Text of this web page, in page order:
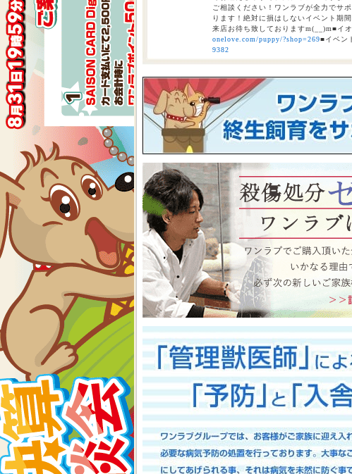
ご相談ください！ワンラブが全力でサ
ります！絶対に損はしないイベント期
来店お待ち致しておりますm(__)m■イ
onelove.com/puppy/?shop=269■イベン
9382
2026-07-31
【2026年 大決算商談会 第2弾開催！！】
しまで
ペットショップ ワンラブ 本気の大決
ンがスタート！！ 2026年8月1日に
くと、ワンラブポイントをプレゼント
くとクーポンが配信されますので、
くださいね イベント内容はこちら
2026-07-24
【大決算2026開催！！】香川県 ワンラブ
大決算フェア開催中！！7/25～8/9まで｜
香川県のみなさま、お世話になってお
多津店、ゆめタウン三豊店合同にて、
期間中(^^)/厳選されたかわいい子犬子
店として、品揃え豊富に取り揃えで、
スで元気に遊びまわっておりますよ～
お迎えのチャンスですよ～このお得な
い！ワンラブが全力でサポートさせて
としてスタッフ一同頑張ってまいりま
2026-07-17
【Meet Your New Family Fes 開催！！】
7/18～8/2まで｜ワンラブグループ
長野のみなさま！！お世話になってお
は注意しましょう！！ワンラブでも
トショップ ワンラブ アリオ上田店に
謝の想いを込めて、ペット用品などわ
間中(^^)/厳選されたかわいい子犬子猫
おりますよ～ 気になった子はぜひ抱
で、ワンラブで間違いなくお迎えしや